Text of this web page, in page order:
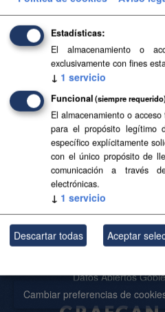
Cambiar preferencias de
Filtrar Resultados
Islas y municipios
Delimitaciones territoriales de
límites reflejados carecen de
GeoJSON SVG
Usted también puede acceder a
API Docs).
Acerca de
Datos Abiertos
Estadísticas
El almacenamiento o
exclusivamente con fines
↓ 1 servicio
Funcional (siempre
El almacenamiento o
para el propósito legítimo
específico explícitamente
con el único propósito de
comunicación a través
electrónicas.
↓ 1 servicio
Descartar todas Aceptar